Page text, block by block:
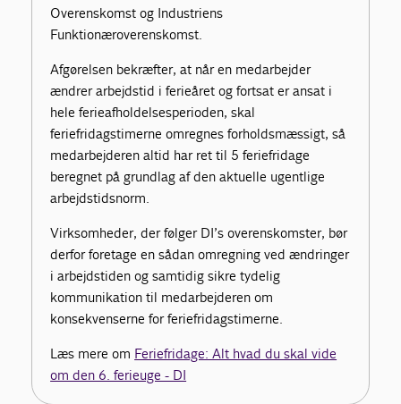
Overenskomst og Industriens
Funktionæroverenskomst.
Afgørelsen bekræfter, at når en medarbejder
ændrer arbejdstid i ferieåret og fortsat er ansat i
hele ferieafholdelsesperioden, skal
feriefridagstimerne omregnes forholdsmæssigt, så
medarbejderen altid har ret til 5 feriefridage
beregnet på grundlag af den aktuelle ugentlige
arbejdstidsnorm.
Virksomheder, der følger DI’s overenskomster, bør
derfor foretage en sådan omregning ved ændringer
i arbejdstiden og samtidig sikre tydelig
kommunikation til medarbejderen om
konsekvenserne for feriefridagstimerne.
Læs mere om Feriefridage: Alt hvad du skal vide
om den 6. ferieuge - DI